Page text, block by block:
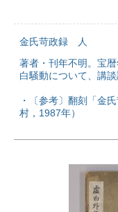
金氏苛政録 人
著者・刊年不明。宝
白騒動について、講談
・〔参考〕翻刻「金
村，1987年）